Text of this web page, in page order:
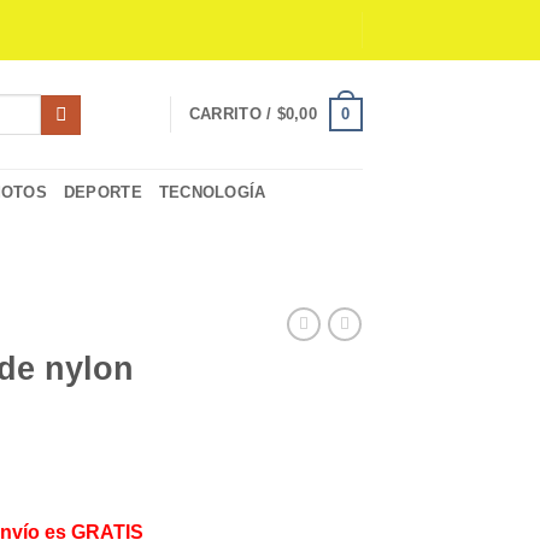
CARRITO / $0,00 0
DEPORTE TECNOLOGÍA
nylon
es GRATIS